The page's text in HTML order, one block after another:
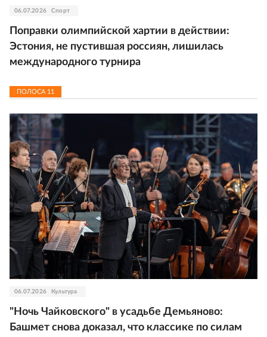
06.07.2026 Спорт
Поправки олимпийской хартии в действии:
Эстония, не пустившая россиян, лишилась
международного турнира
ПОЛОСА 11
06.07.2026 Культура
"Ночь Чайковского" в усадьбе Демьяново:
Башмет снова доказал, что классике по силам